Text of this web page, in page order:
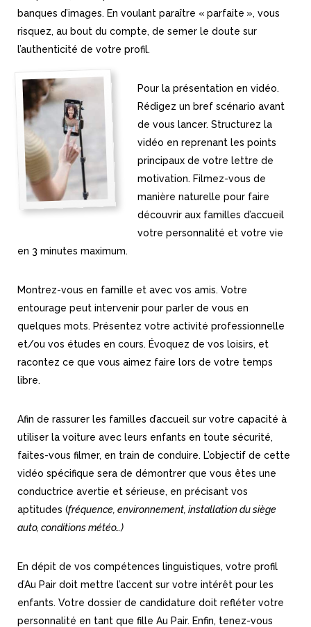
banques d’images. En voulant paraître « parfaite », vous
risquez, au bout du compte, de semer le doute sur
l’authenticité de votre profil.
Pour la présentation en vidéo.
Rédigez un bref scénario avant
de vous lancer. Structurez la
vidéo en reprenant les points
principaux de votre lettre de
motivation. Filmez-vous de
manière naturelle pour faire
découvrir aux familles d’accueil
votre personnalité et votre vie
en 3 minutes maximum.
Montrez-vous en famille et avec vos amis. Votre
entourage peut intervenir pour parler de vous en
quelques mots. Présentez votre activité professionnelle
et/ou vos études en cours. Évoquez de vos loisirs, et
racontez ce que vous aimez faire lors de votre temps
libre.
Afin de rassurer les familles d’accueil sur votre capacité à
utiliser la voiture avec leurs enfants en toute sécurité,
faites-vous filmer, en train de conduire. L’objectif de cette
vidéo spécifique sera de démontrer que vous êtes une
conductrice avertie et sérieuse, en précisant vos
aptitudes (fréquence, environnement, installation du siège
auto, conditions météo…)
En dépit de vos compétences linguistiques, votre profil
d’Au Pair doit mettre l’accent sur votre intérêt pour les
enfants. Votre dossier de candidature doit refléter votre
personnalité en tant que fille Au Pair. Enfin, tenez-vous